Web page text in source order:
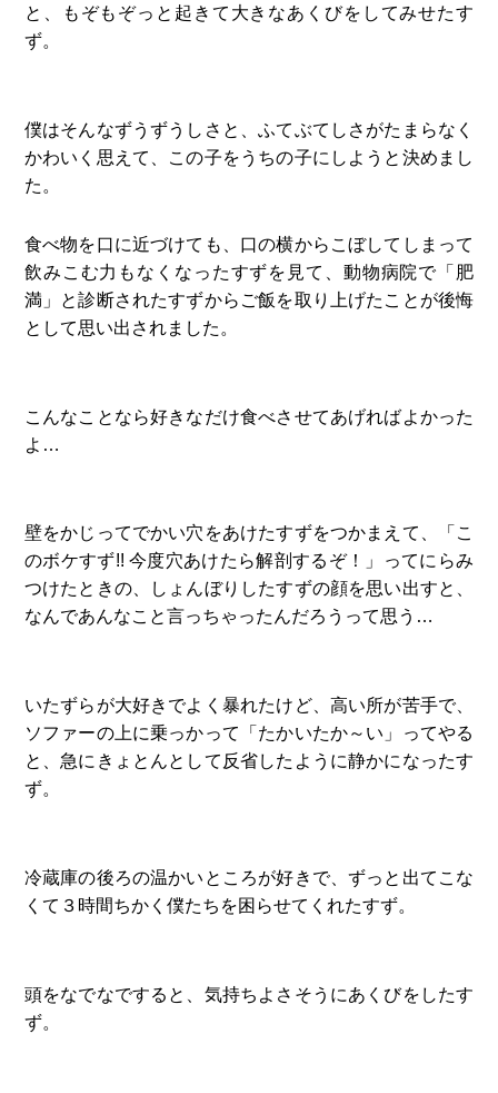
と、もぞもぞっと起きて大きなあくびをしてみせたす
ず。
僕はそんなずうずうしさと、ふてぶてしさがたまらなく
かわいく思えて、この子をうちの子にしようと決めまし
た。
食べ物を口に近づけても、口の横からこぼしてしまって
飲みこむ力もなくなったすずを見て、動物病院で「肥
満」と診断されたすずからご飯を取り上げたことが後悔
として思い出されました。
こんなことなら好きなだけ食べさせてあげればよかった
よ…
壁をかじってでかい穴をあけたすずをつかまえて、「こ
のボケすず!! 今度穴あけたら解剖するぞ！」ってにらみ
つけたときの、しょんぼりしたすずの顔を思い出すと、
なんであんなこと言っちゃったんだろうって思う…
いたずらが大好きでよく暴れたけど、高い所が苦手で、
ソファーの上に乗っかって「たかいたか～い」ってやる
と、急にきょとんとして反省したように静かになったす
ず。
冷蔵庫の後ろの温かいところが好きで、ずっと出てこな
くて３時間ちかく僕たちを困らせてくれたすず。
頭をなでなですると、気持ちよさそうにあくびをしたす
ず。